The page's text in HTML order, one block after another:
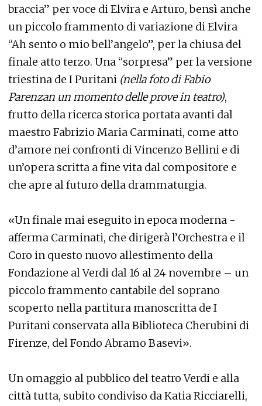
braccia” per voce di Elvira e Arturo, bensì anche
un piccolo frammento di variazione di Elvira
“Ah sento o mio bell’angelo”, per la chiusa del
finale atto terzo. Una “sorpresa” per la versione
triestina de I Puritani (nella foto di Fabio
Parenzan un momento delle prove in teatro),
frutto della ricerca storica portata avanti dal
maestro Fabrizio Maria Carminati, come atto
d’amore nei confronti di Vincenzo Bellini e di
un’opera scritta a fine vita dal compositore e
che apre al futuro della drammaturgia.
«Un finale mai eseguito in epoca moderna -
afferma Carminati, che dirigerà l’Orchestra e il
Coro in questo nuovo allestimento della
Fondazione al Verdi dal 16 al 24 novembre – un
piccolo frammento cantabile del soprano
scoperto nella partitura manoscritta de I
Puritani conservata alla Biblioteca Cherubini di
Firenze, del Fondo Abramo Basevi».
Un omaggio al pubblico del teatro Verdi e alla
città tutta, subito condiviso da Katia Ricciarelli,